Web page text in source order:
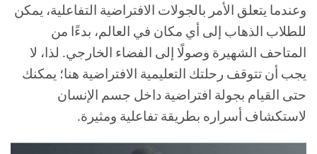
وعندما يتعلق الأمر بالجولات الافتراضية التفاعلية، يمكن
للطلاب الذهاب إلى أي مكان في العالم، بدءًا من
المتاحف الشهيرة وصولًا إلى الفضاء الخارجي. لذا، لا
يجب أن تتوقف رحلتك التعليمية الافتراضية هنا؛ يمكنك
حتى القيام بجولة افتراضية داخل جسم الإنسان
لاستكشاف أسراره بطريقة تفاعلية ومثيرة.